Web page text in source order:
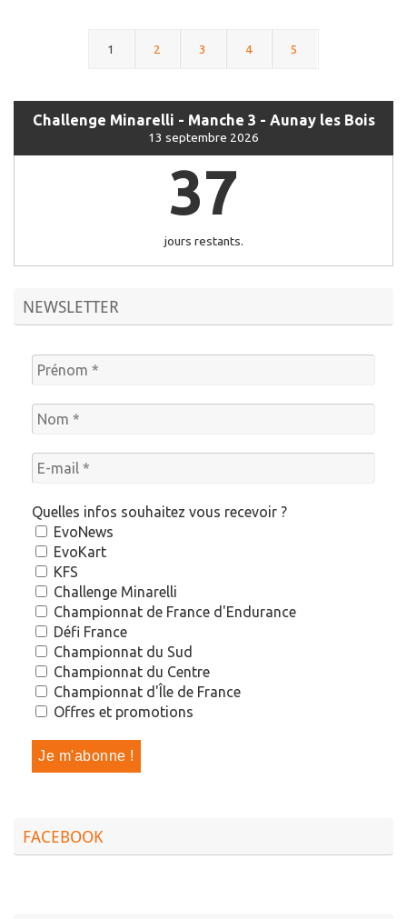
1 2 3 4 5
Challenge Minarelli - Manche 3 - Aunay les Bois
13 septembre 2026
37
jours restants.
NEWSLETTER
Quelles infos souhaitez vous recevoir ?
EvoNews
EvoKart
KFS
Challenge Minarelli
Championnat de France d'Endurance
Défi France
Championnat du Sud
Championnat du Centre
Championnat d'Île de France
Offres et promotions
FACEBOOK